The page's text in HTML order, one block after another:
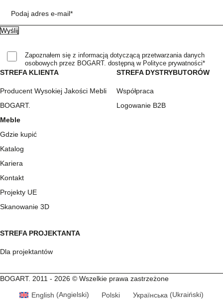
STREFA KLIENTA
Producent Wysokiej Jakości Mebli
BOGART.
Meble
Gdzie kupić
Katalog
Kariera
Kontakt
Projekty UE
Skanowanie 3D
STREFA DYSTRYBUTORÓW
Współpraca
Logowanie B2B
STREFA PROJEKTANTA
Dla projektantów
Podaj adres e-mail*
Zapoznałem się z informacją dotyczącą przetwarzania danych
osobowych przez BOGART. dostępną w Polityce prywatności*
BOGART. 2011 - 2026 © Wszelkie prawa zastrzeżone
English (Angielski) Polski Українська (Ukraiński)